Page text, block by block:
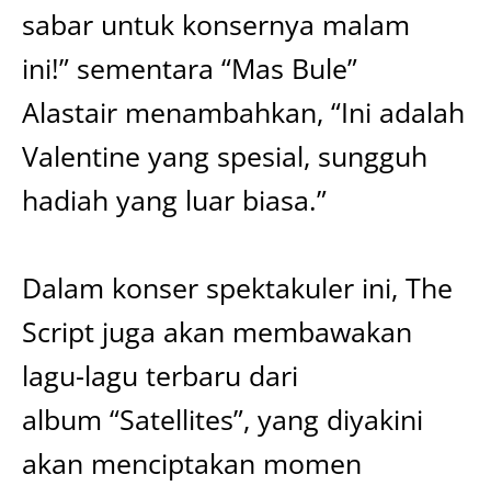
sabar untuk konsernya malam
ini!” sementara “Mas Bule”
Alastair menambahkan, “Ini adalah
Valentine yang spesial, sungguh
hadiah yang luar biasa.”
Dalam konser spektakuler ini, The
Script juga akan membawakan
lagu-lagu terbaru dari
album “Satellites”, yang diyakini
akan menciptakan momen